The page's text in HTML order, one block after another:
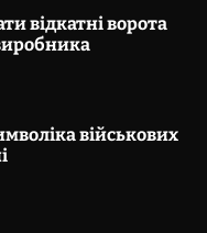
відкатні ворота
військових